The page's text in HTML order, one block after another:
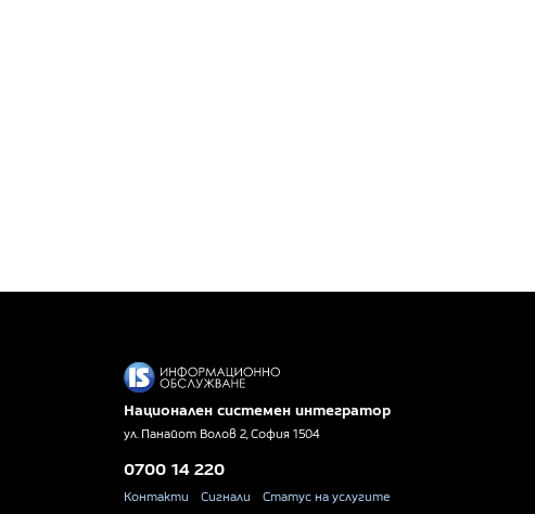
Национален системен интегратор
ул. Панайот Волов 2, София 1504
0700 14 220
Контакти Сигнали Статус на услугите